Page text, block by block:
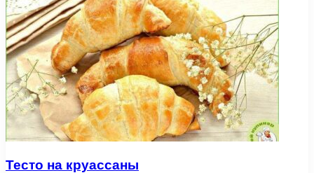
Тесто на круассаны